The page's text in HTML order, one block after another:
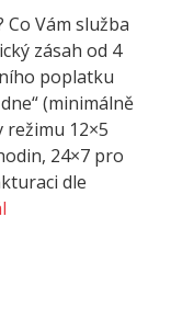
Co Vám služba
zásah od 4
poplatku
(minimálně
režimu 12×5
24×7 pro
dle